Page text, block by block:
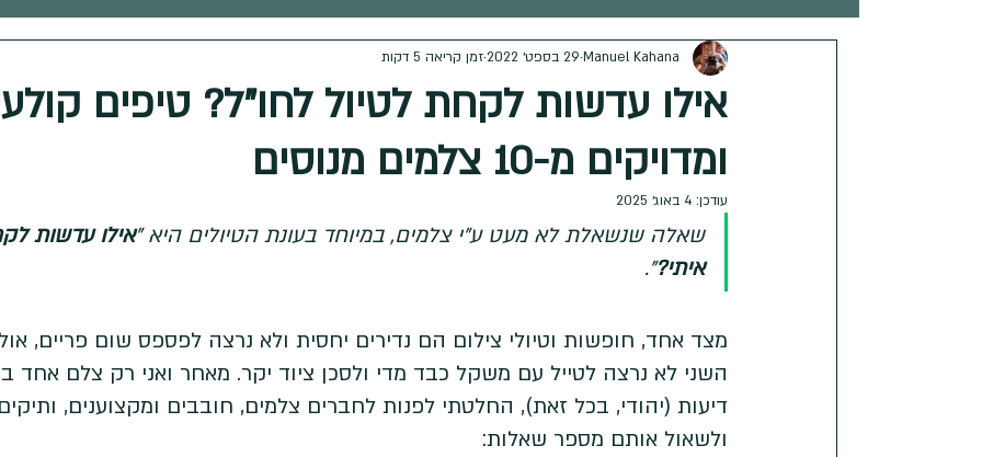
ציוד צילום מורים ובוגרים אתר פוטוטיפס
אילו עדשות לקחת לטיול לחו"ל? טיפים
ומדויקים מ-10 צלמים מנוסים
Manuel Kahana 29 בספט׳ 2022 זמן קריאה 5 דקות
עודכן: 4 באוג׳ 2025
שאלה שנשאלת לא מעט ע"י צלמים, במיוחד בעונת הטיולים היא "אילו עדשות
איתי?".
מצד אחד, חופשות וטיולי צילום הם נדירים יחסית ולא נרצה לפספס שום פריים,
השני לא נרצה לטייל עם משקל כבד מדי ולסכן ציוד יקר. מאחר ואני רק צלם אחד
דיעות (יהודי, בכל זאת), החלטתי לפנות לחברים צלמים, חובבים ומקצוענים,
ולשאול אותם מספר שאלות: